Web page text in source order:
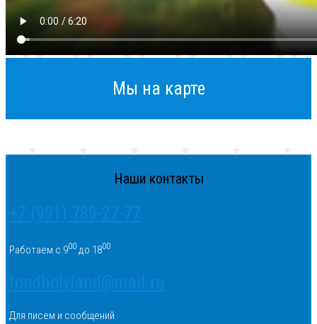
Мы на карте
Наши контакты
+7 (991) 789-27-77
Работаем с 900 до 1800
fondholyland@mail.ru
Для писем и сообщений